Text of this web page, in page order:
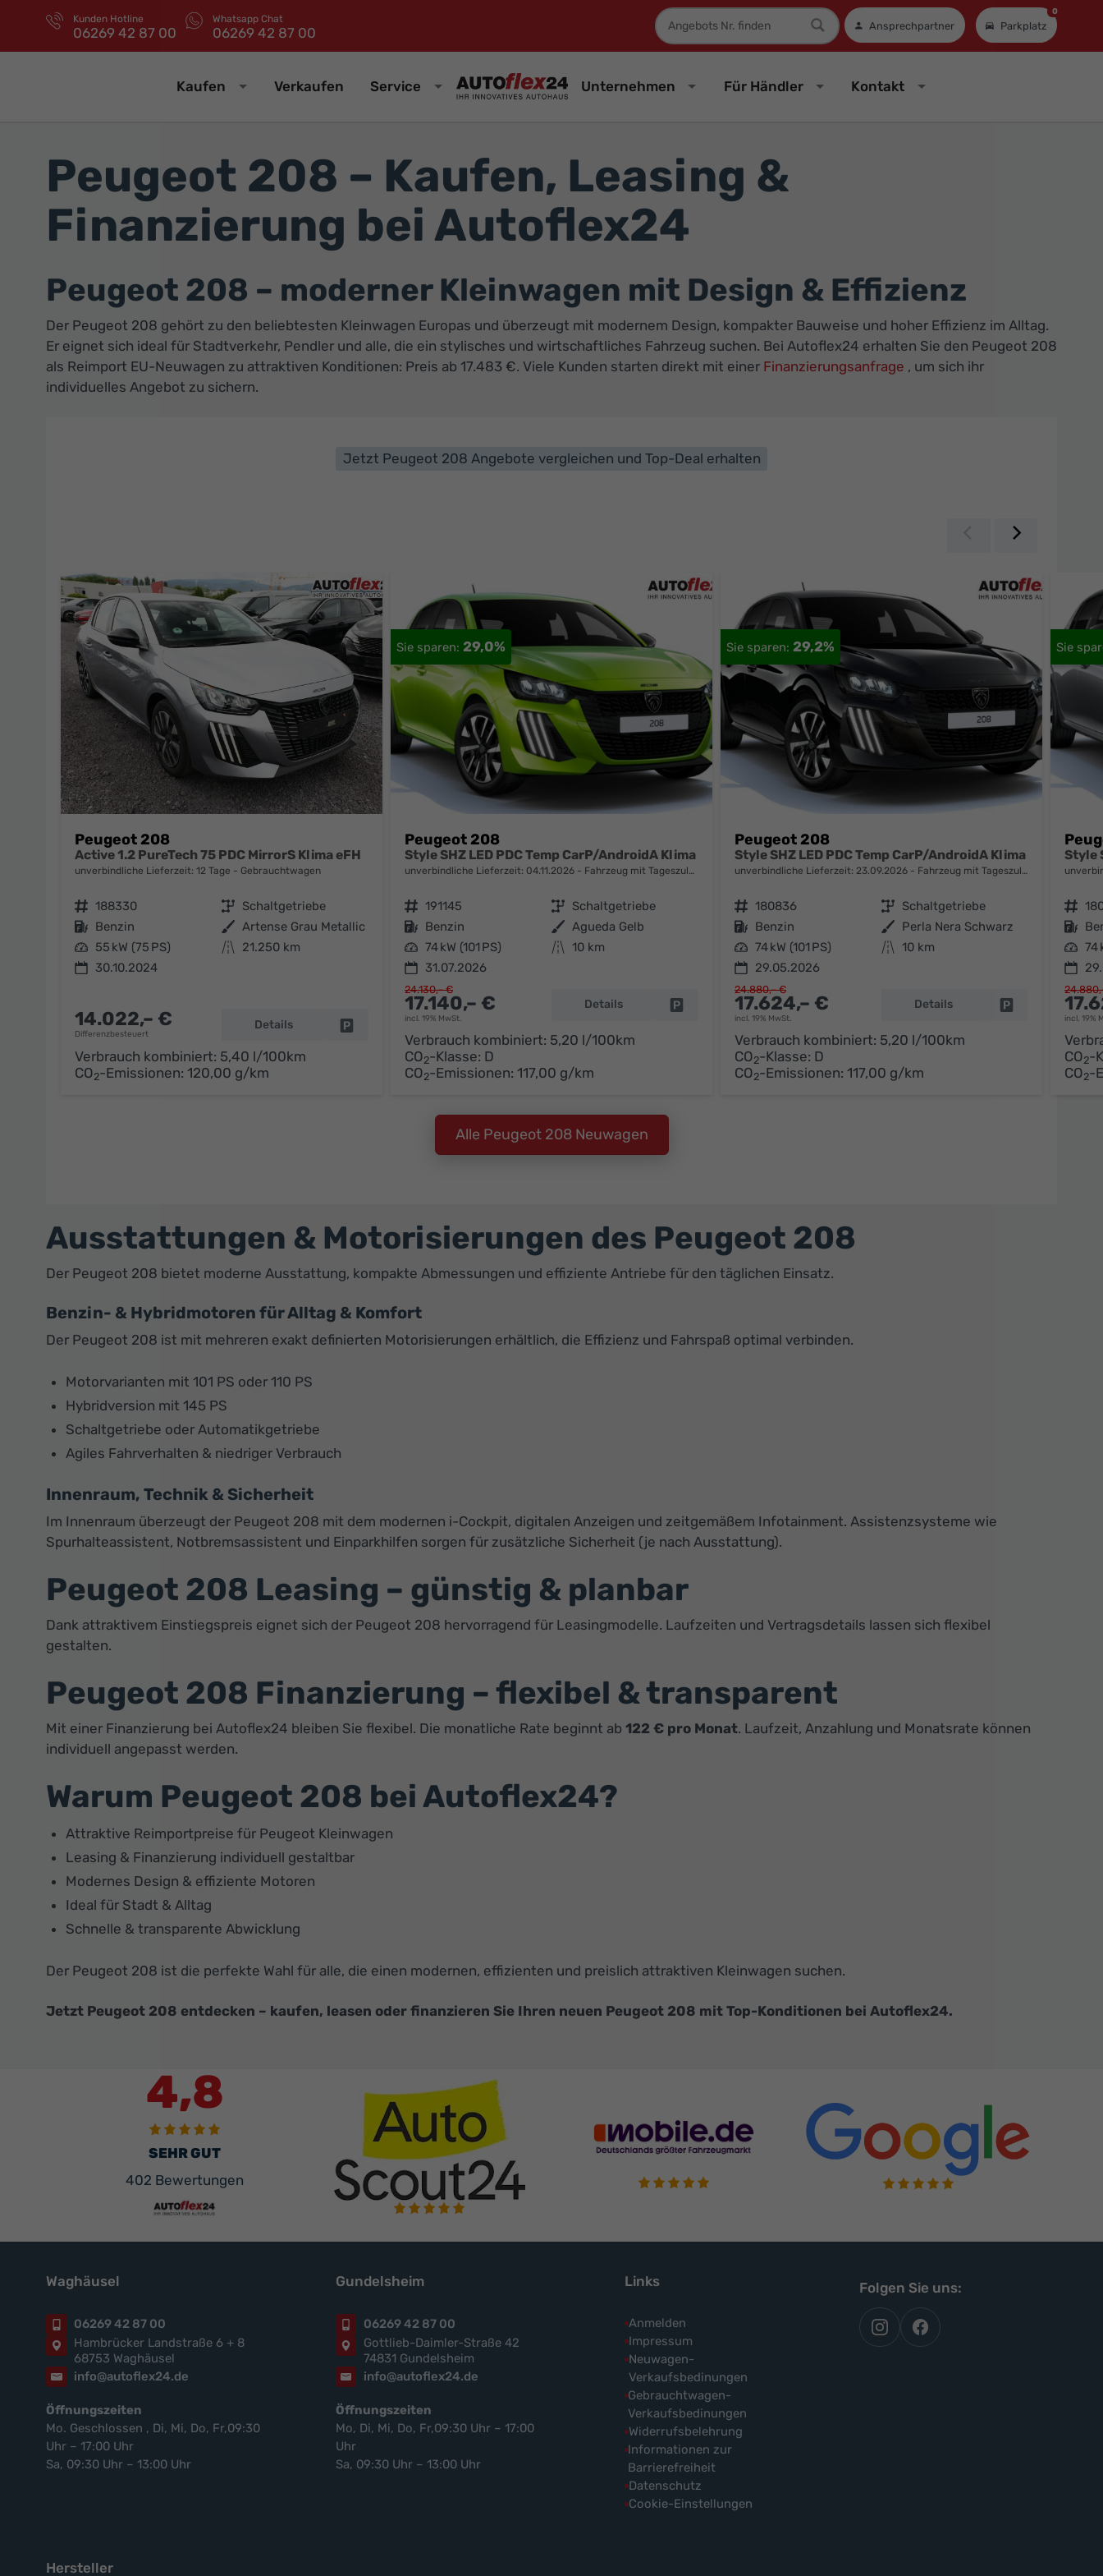
Kunden Hotline
06269 42 87 00
Whatsapp Chat
06269 42 87 00
Fahrzeugnummer
Ansprechpartner Parkplatz
0
Kaufen Verkaufen Service Unternehmen Für Händler Kontakt
Peugeot 208 – Kaufen, Leasing &
Finanzierung bei Autoflex24
Peugeot 208 – moderner Kleinwagen mit Design & Effizienz
Der Peugeot 208 gehört zu den beliebtesten Kleinwagen Europas und überzeugt mit modernem Design, kompakter Bauweise und hoher Effizienz im Alltag.
Er eignet sich ideal für Stadtverkehr, Pendler und alle, die ein stylisches und wirtschaftliches Fahrzeug suchen. Bei Autoflex24 erhalten Sie den Peugeot 208
als Reimport EU-Neuwagen zu attraktiven Konditionen: Preis ab 17.483 €. Viele Kunden starten direkt mit einer Finanzierungsanfrage , um sich ihr
individuelles Angebot zu sichern.
Jetzt Peugeot 208 Angebote vergleichen und Top-Deal erhalten
Zurück
Peugeot 208
Active 1.2 PureTech 75 PDC MirrorS Klima eFH
unverbindliche Lieferzeit: 12 Tage Gebrauchtwagen
Fahrzeugnr. 188330 Getriebe Schaltgetriebe
Kraftstoff Benzin Außenfarbe Artense Grau Metallic
Leistung 55 kW (75 PS) Kilometerstand
21.250 km
30.10.2024
14.022,– €
Differenzbesteuert
Details Fahrzeug parken
Verbrauch kombiniert: 5,40 l/100km
CO2-Emissionen: 120,00 g/km
29,0%
Peugeot 208
Style SHZ LED PDC Temp CarP/AndroidA Klima
unverbindliche Lieferzeit: 04.11.2026 Fahrzeug mit Tageszulassung
Fahrzeugnr. 191145 Getriebe Schaltgetriebe
Kraftstoff Benzin Außenfarbe Agueda Gelb
Leistung 74 kW (101 PS) Kilometerstand 10 km
31.07.2026
17.140,– €
incl. 19% MwSt.
24.130,– €
Details Fahrzeug parken
Verbrauch kombiniert: 5,20 l/100km
CO2-Klasse: D
CO2-Emissionen: 117,00 g/km
29,2%
Peugeot 208
Style SHZ LED PDC Temp CarP/AndroidA Klima
unverbindliche Lieferzeit: 23.09.2026 Fahrzeug mit Tageszulassung
Fahrzeugnr. 180836 Getriebe Schaltgetriebe
Kraftstoff Benzin Außenfarbe Perla Nera Schwarz
Leistung 74 kW (101 PS) Kilometerstand 10 km
29.05.2026
17.624,– €
incl. 19% MwSt.
24.880,– €
Details Fahrzeug parken
Verbrauch kombiniert: 5,20 l/100km
CO2-Klasse: D
CO2-Emissionen: 117,00 g/km
Style
Fahrzeugnr.
Kraftstoff
Leistung 74
incl. 19%
CO2-
CO2-
Alle Peugeot 208 Neuwagen
Ausstattungen & Motorisierungen des Peugeot 208
Der Peugeot 208 bietet moderne Ausstattung, kompakte Abmessungen und effiziente Antriebe für den täglichen Einsatz.
Benzin- & Hybridmotoren für Alltag & Komfort
Der Peugeot 208 ist mit mehreren exakt definierten Motorisierungen erhältlich, die Effizienz und Fahrspaß optimal verbinden.
Motorvarianten mit 101 PS oder 110 PS
Hybridversion mit 145 PS
Schaltgetriebe oder Automatikgetriebe
Agiles Fahrverhalten & niedriger Verbrauch
Innenraum, Technik & Sicherheit
Im Innenraum überzeugt der Peugeot 208 mit dem modernen i-Cockpit, digitalen Anzeigen und zeitgemäßem Infotainment. Assistenzsysteme wie
Spurhalteassistent, Notbremsassistent und Einparkhilfen sorgen für zusätzliche Sicherheit (je nach Ausstattung).
Peugeot 208 Leasing – günstig & planbar
Dank attraktivem Einstiegspreis eignet sich der Peugeot 208 hervorragend für Leasingmodelle. Laufzeiten und Vertragsdetails lassen sich flexibel
gestalten.
Peugeot 208 Finanzierung – flexibel & transparent
Mit einer Finanzierung bei Autoflex24 bleiben Sie flexibel. Die monatliche Rate beginnt ab 122 € pro Monat. Laufzeit, Anzahlung und Monatsrate können
individuell angepasst werden.
Warum Peugeot 208 bei Autoflex24?
Attraktive Reimportpreise für Peugeot Kleinwagen
Leasing & Finanzierung individuell gestaltbar
Modernes Design & effiziente Motoren
Ideal für Stadt & Alltag
Schnelle & transparente Abwicklung
Der Peugeot 208 ist die perfekte Wahl für alle, die einen modernen, effizienten und preislich attraktiven Kleinwagen suchen.
Jetzt Peugeot 208 entdecken – kaufen, leasen oder finanzieren Sie Ihren neuen Peugeot 208 mit Top-Konditionen bei Autoflex24.
4,8
SEHR GUT
402 Bewertungen
Waghäusel
06269 42 87 00
Hambrücker Landstraße 6 + 8
68753 Waghäusel
info@autoflex24.de
Öffnungszeiten
Mo. Geschlossen , Di, Mi, Do, Fr,09:30
Uhr – 17:00 Uhr
Sa, 09:30 Uhr – 13:00 Uhr
Gundelsheim
06269 42 87 00
Gottlieb-Daimler-Straße 42
74831 Gundelsheim
info@autoflex24.de
Öffnungszeiten
Mo, Di, Mi, Do, Fr,09:30 Uhr – 17:00
Uhr
Sa, 09:30 Uhr – 13:00 Uhr
Links
Anmelden
Impressum
Neuwagen-
Verkaufsbedinungen
Gebrauchtwagen-
Verkaufsbedinungen
Widerrufsbelehrung
Informationen zur
Barrierefreiheit
Datenschutz
Cookie-Einstellungen
Folgen Sie uns:
autoflex
auf
autoflex24
auf
Hersteller